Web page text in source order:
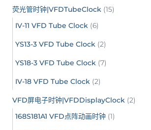
荧光管时钟|VFDTubeClock (15)
IV-11 VFD Tube Clock (6)
YS13-3 VFD Tube Clock (2)
YS18-3 VFD Tube Clock (7)
IV-18 VFD Tube Clock (2)
VFD屏电子时钟|VFDDisplayClock (2)
168S181A1 VFD点阵动画时钟 (1)